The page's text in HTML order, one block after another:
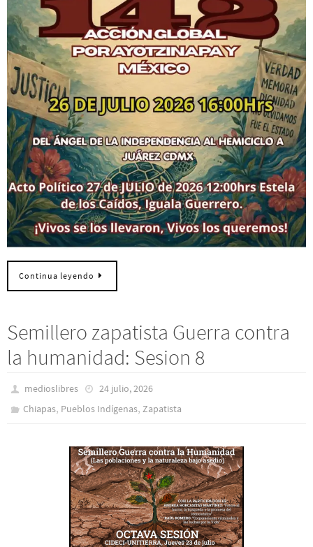
Continua leyendo
Semillero zapatista Guerra contra
la humanidad: Sesion 8
medioslibres
24 julio, 2026
Chiapas, Pueblos Indí­genas, Zapatista